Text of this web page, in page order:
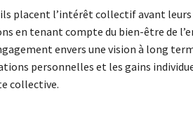
placent l’intérêt collectif avant
en tenant compte du bien-être de
envers une vision à long
personnelles et les gains
collective.